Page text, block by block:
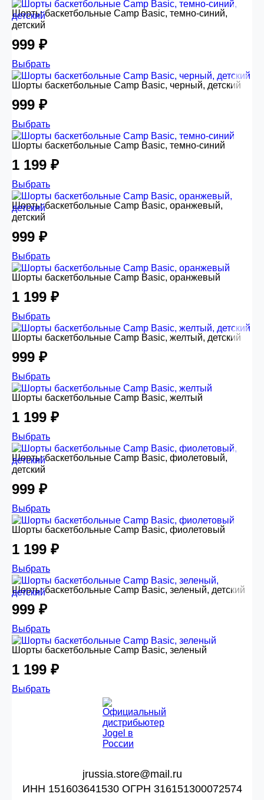
Шорты баскетбольные Camp Basic, темно-синий,
детский
999 ₽
Выбрать
Шорты баскетбольные Camp Basic, черный, детский
999 ₽
Выбрать
Шорты баскетбольные Camp Basic, темно-синий
1 199 ₽
Выбрать
Шорты баскетбольные Camp Basic, оранжевый,
детский
999 ₽
Выбрать
Шорты баскетбольные Camp Basic, оранжевый
1 199 ₽
Выбрать
Шорты баскетбольные Camp Basic, желтый, детский
999 ₽
Выбрать
Шорты баскетбольные Camp Basic, желтый
1 199 ₽
Выбрать
Шорты баскетбольные Camp Basic, фиолетовый,
детский
999 ₽
Выбрать
Шорты баскетбольные Camp Basic, фиолетовый
1 199 ₽
Выбрать
Шорты баскетбольные Camp Basic, зеленый, детский
999 ₽
Выбрать
Шорты баскетбольные Camp Basic, зеленый
1 199 ₽
Выбрать
jrussia.store@mail.ru
ИНН 151603641530 ОГРН 316151300072574